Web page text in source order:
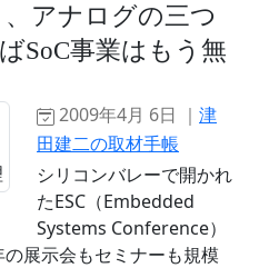
アナログの三つ
SoC事業はもう無
2009年4月 6日 ｜ 津
田建二の取材手帳
シリコンバレーで開かれ
たESC（Embedded
Systems Conference）
展示会もセミナーも規模